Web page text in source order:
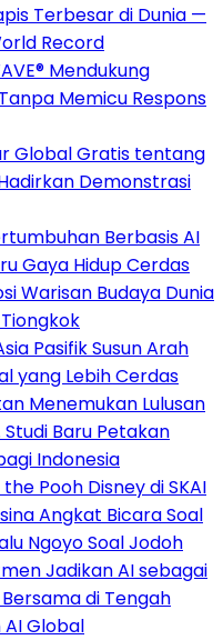
Terbesar di Dunia —
Record
Mendukung
Memicu Respons
Global Gratis tentang
Demonstrasi
Berbasis AI
Gaya Hidup Cerdas
Warisan Budaya Dunia
Pasifik Susun Arah
yang Lebih Cerdas
Menemukan Lulusan
Baru Petakan
Indonesia
Pooh Disney di SKAI
Angkat Bicara Soal
Ngoyo Soal Jodoh
Jadikan AI sebagai
di Tengah
Global